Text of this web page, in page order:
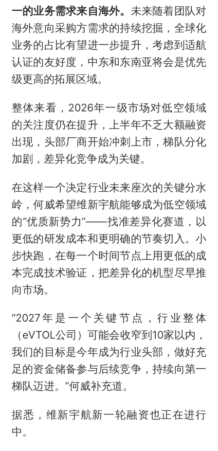
一的业务需求来自海外。 未来随着团队对
海外意向采购方需求的持续挖掘，全球化
业务的占比有望进一步提升，考虑到适航
认证的友好度，中东和东南亚将会是优先
级更高的拓展区域。
整体来看，2026年一级市场对低空领域
的关注度仍在提升，上半年不乏大额融资
出现，头部厂商开始冲刺上市，梯队分化
加剧，差异化竞争成为关键。
在这样一个决定行业未来座次的关键分水
岭，何威希望维新宇航能够成为低空领域
的“优质新势力”——找准差异化赛道，以
更低的研发成本和更明确的节奏切入。小
步快跑，在每一个时间节点上用更低的成
本完成技术验证，把差异化的机型尽早推
向市场。
“2027年是一个关键节点，行业整体
（eVTOL公司）可能会收窄到10家以内，
我们的目标是今年成为行业头部，做好充
足的资金储备参与后续竞争，持续向第一
梯队迈进。”何威补充道。
据悉，维新宇航新一轮融资也正在进行
中。